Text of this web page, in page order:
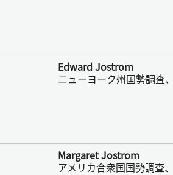
Edward Jostrom
ニューヨーク州国勢調査
Margaret Jostrom
アメリカ合衆国国勢調査